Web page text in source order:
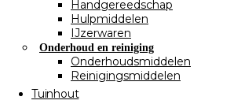
Handgereedschap
Hulpmiddelen
IJzerwaren
Onderhoud en reiniging
Onderhoudsmiddelen
Reinigingsmiddelen
Tuinhout